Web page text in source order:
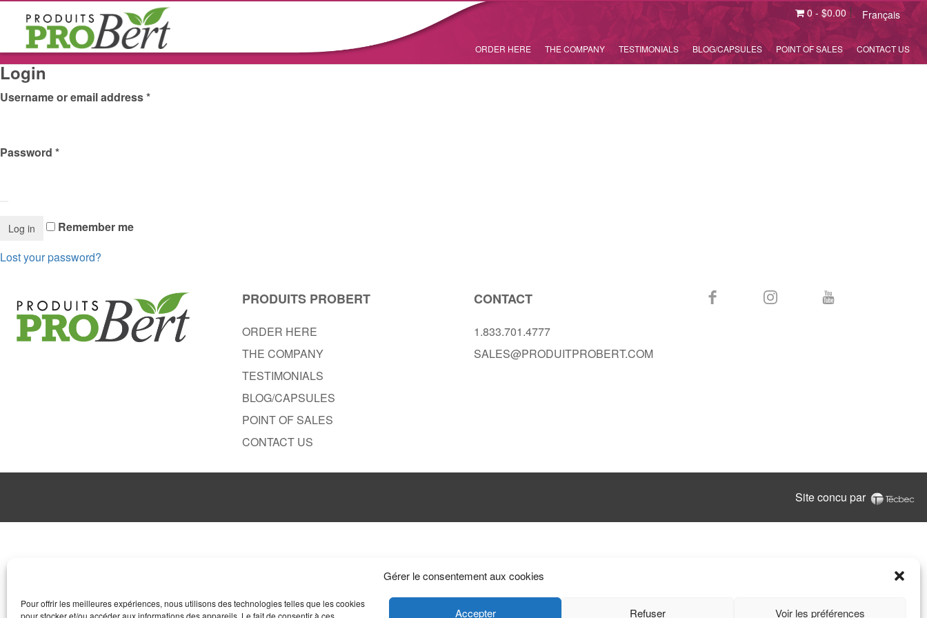
Gérer le consentement aux cookies
Pour offrir les meilleures expériences, nous utilisons des technologies telles que les cookies
pour stocker et/ou accéder aux informations des appareils. Le fait de consentir à ces
Accepter Refuser Voir les préférences
0- $0.00 Français
ORDER HERE THE COMPANY TESTIMONIALS BLOG/CAPSULES POINT OF SALES CONTACT US
Login
Username or email address*
Password *
Remember me
Lost your password?
PRODUITS PROBERT
ORDER HERE
THE COMPANY
TESTIMONIALS
BLOG/CAPSULES
POINT OF SALES
CONTACT US
CONTACT
1.833.701.4777
SALES@PRODUITPROBERT.COM
Site concu par